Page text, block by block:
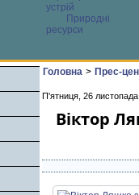
устрій
Природні
ресурси
Головна > Прес-
П'ятниця, 26
Віктор